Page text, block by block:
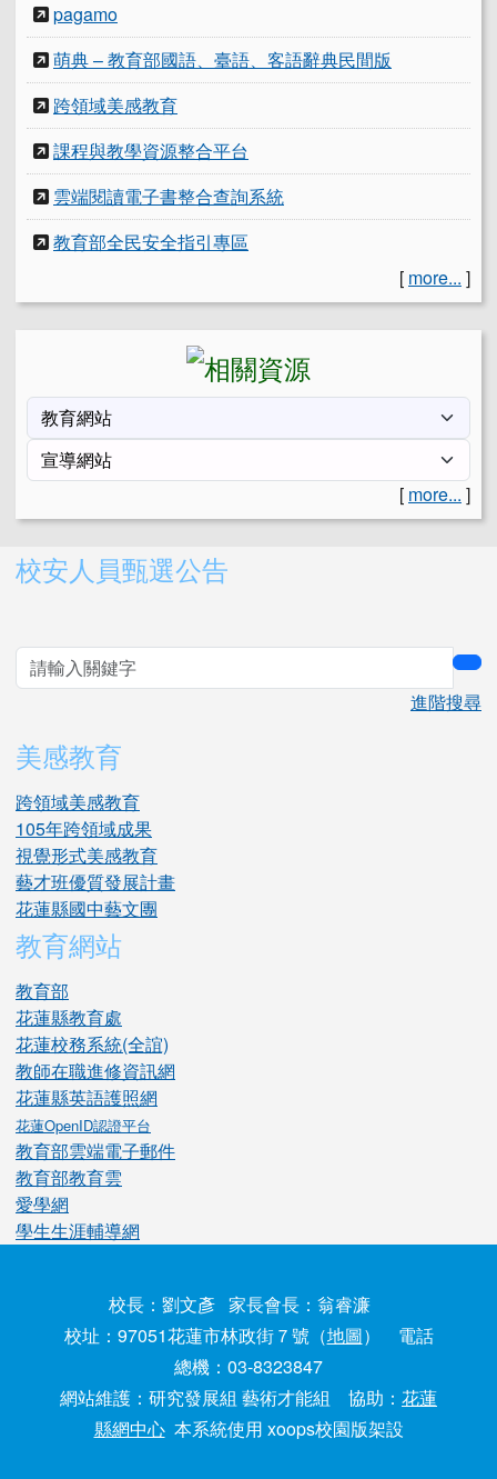
pagamo
萌典 – 教育部國語、臺語、客語辭典民間版
跨領域美感教育
課程與教學資源整合平台
雲端閱讀電子書整合查詢系統
教育部全民安全指引專區
[ more... ]
[ more... ]
右邊區域內容
校安人員甄選公告
進階搜尋
美感教育
跨領域美感教育
105年跨領域成果
視覺形式美感教育
藝才班優質發展計畫
花蓮縣國中藝文團
教育網站
教育部
花蓮縣教育處
花蓮校務系統(全誼)
教師在職進修資訊網
花蓮縣英語護照網
花蓮OpenID認證平台
教育部雲端電子郵件
教育部教育雲
愛學網
學生生涯輔導網
校長：劉文彥 家長會長：翁睿濂
校址：97051花蓮市林政街７號（地圖） 電話
總機：03-8323847
網站維護：研究發展組 藝術才能組 協助： 花蓮
縣網中心本系統使用 xoops校園版架設